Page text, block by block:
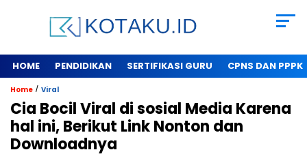
HOME PENDIDIKAN SERTIFIKASI GURU CPNS DAN PPPK
Home / Viral
Cia Bocil Viral di sosial Media Karena
hal ini, Berikut Link Nonton dan
Downloadnya